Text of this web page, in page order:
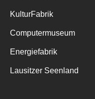
KulturFabrik
Computermuseum
Energiefabrik
Lausitzer Seenland